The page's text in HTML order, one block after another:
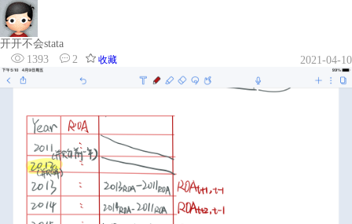
开开不会stata
1393
2 收藏 2021-04-10